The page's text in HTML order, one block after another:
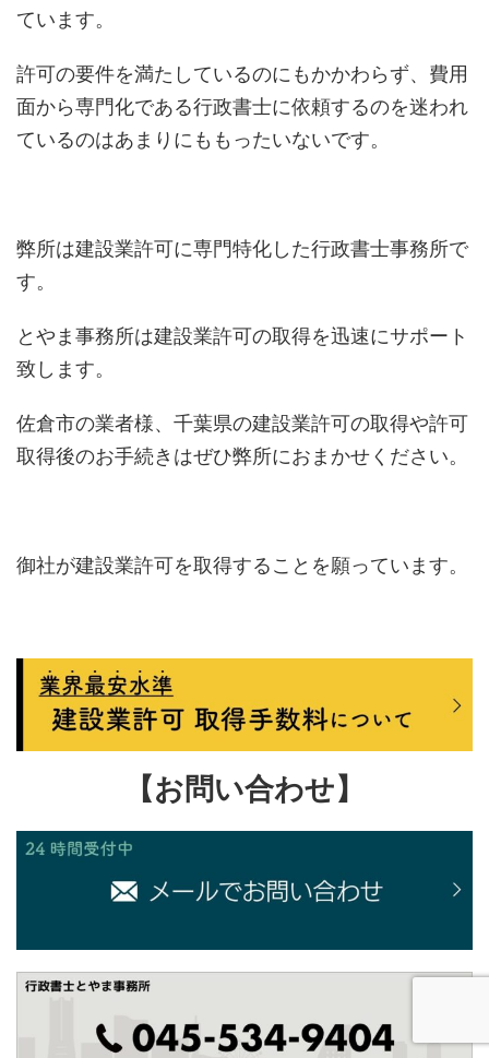
ています。
許可の要件を満たしているのにもかかわらず、費用
面から専門化である行政書士に依頼するのを迷われ
ているのはあまりにももったいないです。
弊所は建設業許可に専門特化した行政書士事務所で
す。
とやま事務所は建設業許可の取得を迅速にサポート
致します。
佐倉市の業者様、千葉県の建設業許可の取得や許可
取得後のお手続きはぜひ弊所におまかせください。
御社が建設業許可を取得することを願っています。
【お問い合わせ】